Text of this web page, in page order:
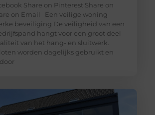
Share on Pinterest Share on
on Email Een veilige woning
beveiliging De veiligheid van een
hangt voor een groot deel
van het hang- en sluitwerk.
worden dagelijks gebruikt en